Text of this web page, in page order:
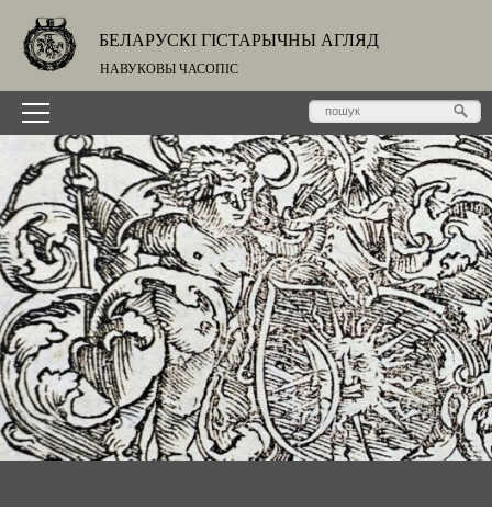
БЕЛАРУСКІ ГІСТАРЫЧНЫ АГЛЯД
НАВУКОВЫ ЧАСОПІС